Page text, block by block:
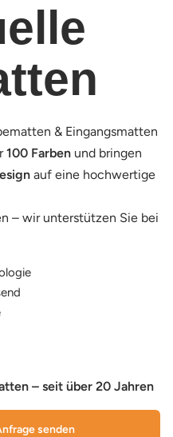
& Eingangsmatten
100 Farben und bringen
auf eine hochwertige
– wir unterstützen Sie bei
– seit über 20 Jahren
senden